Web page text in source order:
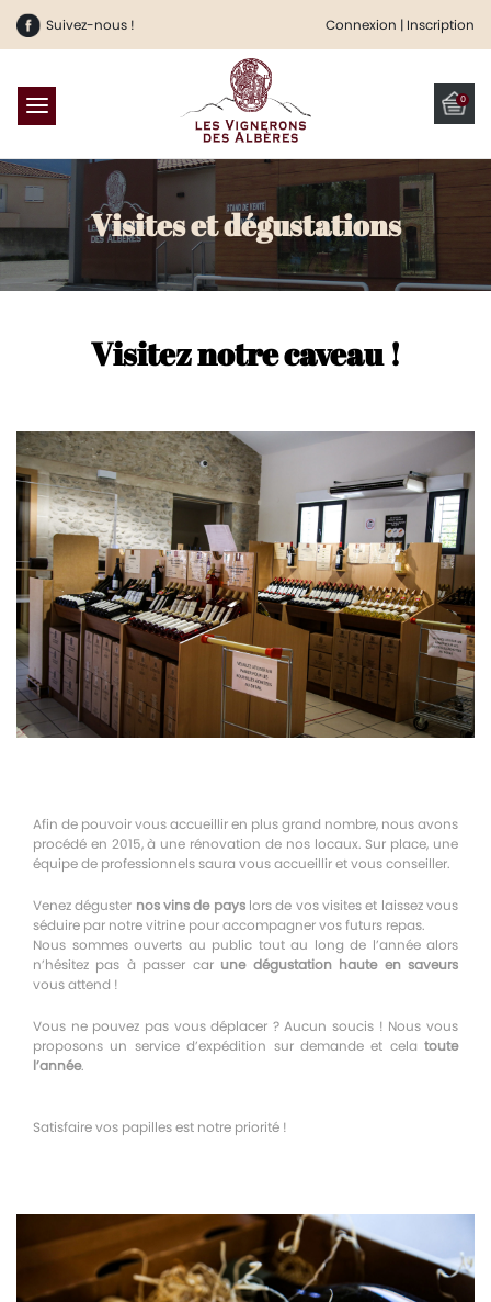
Suivez-nous ! Connexion | Inscription
0
Visites et dégustations
Visitez notre caveau !
Afin de pouvoir vous accueillir en plus grand nombre, nous avons
procédé en 2015, à une rénovation de nos locaux. Sur place, une
équipe de professionnels saura vous accueillir et vous conseiller.
Venez déguster nos vins de payslors de vos visites et laissez vous
séduire par notre vitrine pour accompagner vos futurs repas.
Nous sommes ouverts au public tout au long de l’année alors
n’hésitez pas à passer car une dégustation haute en saveurs
vous attend !
Vous ne pouvez pas vous déplacer ? Aucun soucis ! Nous vous
proposons un service d’expédition sur demande et cela toute
l’année.
Satisfaire vos papilles est notre priorité !